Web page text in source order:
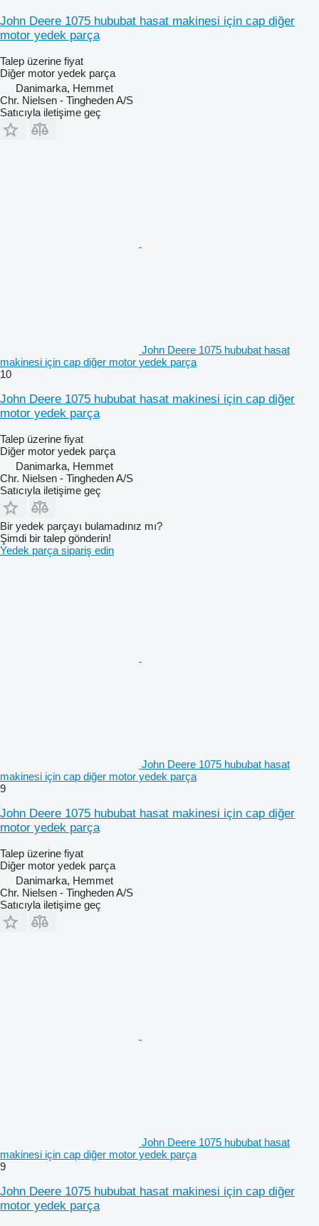
John Deere 1075 hububat hasat makinesi için cap diğer
motor yedek parça
Talep üzerine fiyat
Diğer motor yedek parça
Danimarka, Hemmet
Chr. Nielsen - Tingheden A/S
Satıcıyla iletişime geç
John Deere 1075 hububat hasat
makinesi için cap diğer motor yedek parça
10
John Deere 1075 hububat hasat makinesi için cap diğer
motor yedek parça
Talep üzerine fiyat
Diğer motor yedek parça
Danimarka, Hemmet
Chr. Nielsen - Tingheden A/S
Satıcıyla iletişime geç
Bir yedek parçayı bulamadınız mı?
Şimdi bir talep gönderin!
Yedek parça sipariş edin
John Deere 1075 hububat hasat
makinesi için cap diğer motor yedek parça
9
John Deere 1075 hububat hasat makinesi için cap diğer
motor yedek parça
Talep üzerine fiyat
Diğer motor yedek parça
Danimarka, Hemmet
Chr. Nielsen - Tingheden A/S
Satıcıyla iletişime geç
John Deere 1075 hububat hasat
makinesi için cap diğer motor yedek parça
9
John Deere 1075 hububat hasat makinesi için cap diğer
motor yedek parça